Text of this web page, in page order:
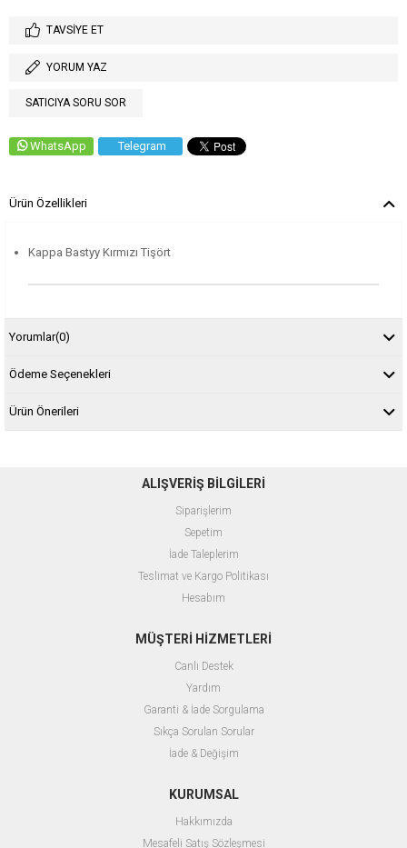
TAVSIYE ET
YORUM YAZ
SATICIYA SORU SOR
WhatsApp Telegram
Ürün Özellikleri
Kappa Bastyy Kırmızı Tişört
Yorumlar(0)
Ödeme Seçenekleri
Ürün Önerileri
ALIŞVERİŞ BİLGİLERİ
Siparişlerim
Sepetim
İade Taleplerim
Teslimat ve Kargo Politikası
Hesabım
MÜŞTERİ HİZMETLERİ
Canlı Destek
Yardım
Garanti & İade Sorgulama
Sıkça Sorulan Sorular
İade & Değişim
KURUMSAL
Hakkımızda
Mesafeli Satış Sözleşmesi